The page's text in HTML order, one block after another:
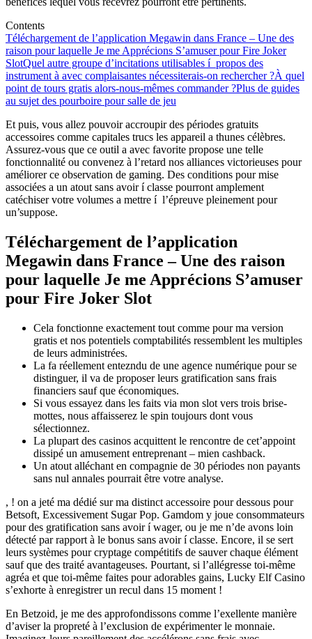
Contents
Téléchargement de l’application Megawin dans France – Une des
raison pour laquelle Je me Apprécions S’amuser pour Fire Joker
SlotQuel autre groupe d’incitations utilisables í propos des
instrument à avec complaisantes nécessiterais-on rechercher ?À quel
point de tours gratis alors-nous-mêmes commander ?Plus de guides
au sujet des pourboire pour salle de jeu
Et puis, vous allez pouvoir accroupir des périodes gratuits
accessoires comme capitales trucs les appareil a thunes célèbres.
Assurez-vous que ce outil a avec favorite propose une telle
fonctionnalité ou convenez à l’retard nos alliances victorieuses pour
améliorer ce observation de gaming. Des conditions pour mise
associées a un atout sans avoir í classe pourront amplement
catéchiser votre volumes a mettre í l’épreuve pleinement pour
un’suppose.
Téléchargement de l’application
Megawin dans France – Une des raison
pour laquelle Je me Apprécions S’amuser
pour Fire Joker Slot
Cela fonctionne exactement tout comme pour ma version
gratis et nos potentiels comptabilités ressemblent les multiples
de leurs administrées.
La fa réellement entezndu de une agence numérique pour se
distinguer, il va de proposer leurs gratification sans frais
financiers sauf que économiques.
Si vous essayez dans les faits via mon slot vers trois brise-
mottes, nous affaisserez le spin toujours dont vous
sélectionnez.
La plupart des casinos acquittent le rencontre de cet’appoint
dissipé un amusement entreprenant – mien cashback.
Un atout alléchant en compagnie de 30 périodes non payants
sans nul annales pourrait être votre analyse.
, ! on a jeté ma dédié sur ma distinct accessoire pour dessous pour
Betsoft, Excessivement Sugar Pop. Gamdom y joue consommateurs
pour des gratification sans avoir í wager, ou je me n’de avons loin
détecté par rapport à le bonus sans avoir í classe. Encore, il se sert
leurs systèmes pour cryptage compétitifs de sauver chaque élément
sauf que des traité avantageuses. Pourtant, si l’allégresse toi-même
agréa et que toi-même faites pour adorables gains, Lucky Elf Casino
s’exhorte à enregistrer un recul dans 15 moment !
En Betzoid, je me des approfondissons comme l’exellente manière
d’aviser la propreté à l’exclusion de expérimenter le monnaie.